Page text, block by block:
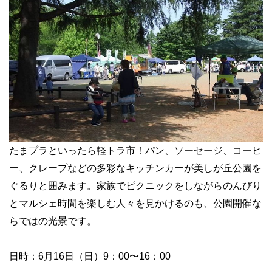
たまプラといったら軽トラ市！パン、ソーセージ、コーヒ
ー、クレープなどの多彩なキッチンカーが美しが丘公園を
ぐるりと囲みます。家族でピクニックをしながらのんびり
とマルシェ時間を楽しむ人々を見かけるのも、公園開催な
らではの光景です。
日時：6月16日（日）9：00〜16：00